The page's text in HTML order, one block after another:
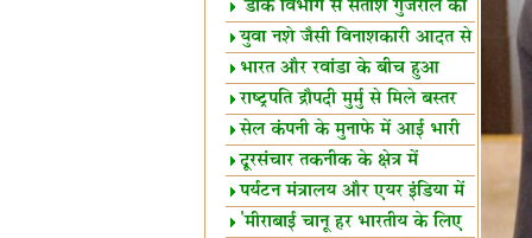
शैक्षिक सत्र शुरू
'डाक विभाग से सतीश गुजराल का
रिश्ता गहरा'
युवा नशे जैसी विनाशकारी आदत से
दूर रहें-मोदी
भारत और रवांडा के बीच हुआ
व्यापार विस्तार
राष्ट्रपति द्रौपदी मुर्मु से मिले बस्तर
के प्रतिनिधि
सेल कंपनी के मुनाफे में आई भारी
उछाल!
दूरसंचार तकनीक के क्षेत्र में
उत्कृष्टता पुरस्कार
पर्यटन मंत्रालय और एयर इंडिया में
समझौता
'मीराबाई चानू हर भारतीय के लिए